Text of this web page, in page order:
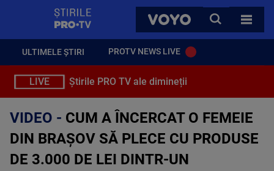
VOYO
CAUTA
TOATE
ULTIMELE ȘTIRI PROTV NEWS LIVE
LIVE Știrile PRO TV ale dimineții
VIDEO - CUM A ÎNCERCAT O FEMEIE
DIN BRAȘOV SĂ PLECE CU PRODUSE
DE 3.000 DE LEI DINTR-UN